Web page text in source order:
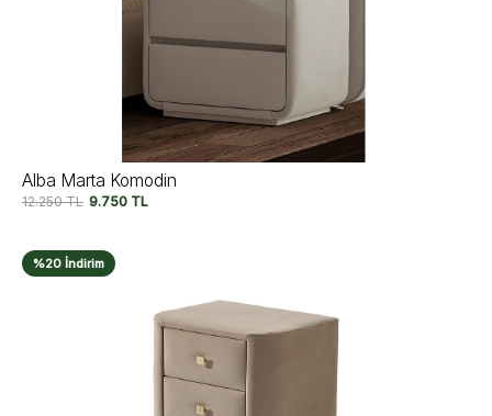
Alba Marta Komodin
12.250TL 9.750 TL
%20 İndirim